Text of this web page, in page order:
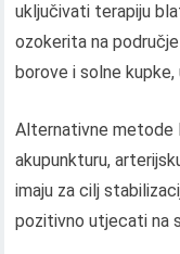
uključivati ​​terapiju
ozokerita na
borove i solne
Alternativne metode
akupunkturu,
imaju za cilj
pozitivno utjecati na